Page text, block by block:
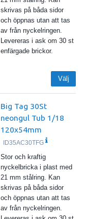
skrivas på båda sidor
och öppnas utan att tas
av från nyckelringen.
Levereras i ask om 30 st
enfärgade brickor.
Välj
Big Tag 30St
neongul Tub 1/18
120x54mm
ID35AC30TFG
Stor och kraftig
nyckelbricka i plast med
21 mm stålring. Kan
skrivas på båda sidor
och öppnas utan att tas
av från nyckelringen.